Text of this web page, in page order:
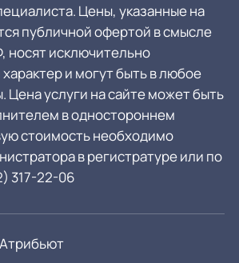
Цены, указанные на
публичной офертой в смысле
носят исключительно
и могут быть в любое
Цена услуги на сайте может быть
в одностороннем
стоимость необходимо
в регистратуре или по
317-22-06